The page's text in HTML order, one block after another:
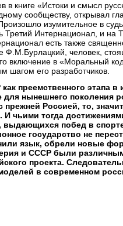
в книге «Истоки и смысл
сообществу, открывал
изумительное в
Третий Интернационал, и
есть также
Ф.М.Бурлацкий, человек,
включение в «Моральный
шагом его разработчиков.
преемственного этапа
для нынешнего поколения
Россией, то,
И чьими тогда
выдающихся побед в
государство не
язык, обрели новые
и СССР были
проекта.
в современном